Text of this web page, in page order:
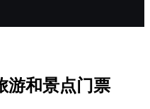
游和景点门票